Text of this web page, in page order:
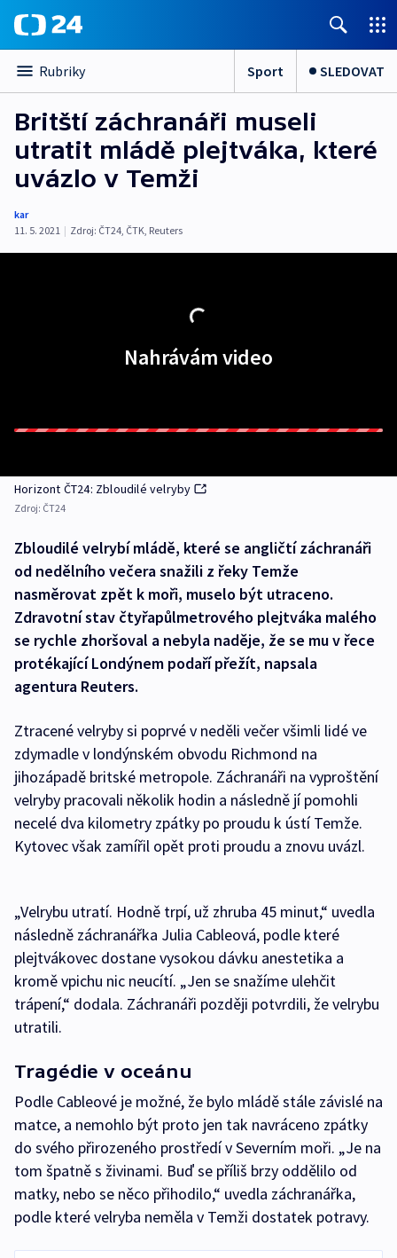
Rubriky Sport SLEDOVAT
Britští záchranáři museli
utratit mládě plejtváka, které
uvázlo v Temži
kar
11. 5. 2021 | Zdroj: ČT24, ČTK, Reuters
Nahrávám video
Horizont ČT24: Zbloudilé velryby
Zdroj: ČT24
Zbloudilé velrybí mládě, které se angličtí záchranáři
od nedělního večera snažili z řeky Temže
nasměrovat zpět k moři, muselo být utraceno.
Zdravotní stav čtyřapůlmetrového plejtváka malého
se rychle zhoršoval a nebyla naděje, že se mu v řece
protékající Londýnem podaří přežít, napsala
agentura Reuters.
Ztracené velryby si poprvé v neděli večer všimli lidé ve
zdymadle v londýnském obvodu Richmond na
jihozápadě britské metropole. Záchranáři na vyproštění
velryby pracovali několik hodin a následně jí pomohli
necelé dva kilometry zpátky po proudu k ústí Temže.
Kytovec však zamířil opět proti proudu a znovu uvázl.
„Velrybu utratí. Hodně trpí, už zhruba 45 minut,“ uvedla
následně záchranářka Julia Cableová, podle které
plejtvákovec dostane vysokou dávku anestetika a
kromě vpichu nic neucítí. „Jen se snažíme ulehčit
trápení,“ dodala. Záchranáři později potvrdili, že velrybu
utratili.
Tragédie v oceánu
Podle Cableové je možné, že bylo mládě stále závislé na
matce, a nemohlo být proto jen tak navráceno zpátky
do svého přirozeného prostředí v Severním moři. „Je na
tom špatně s živinami. Buď se příliš brzy oddělilo od
matky, nebo se něco přihodilo,“ uvedla záchranářka,
podle které velryba neměla v Temži dostatek potravy.